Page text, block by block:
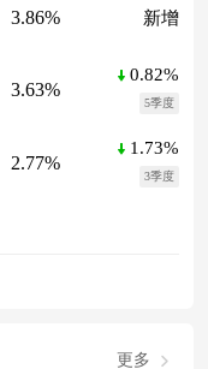
3.86% 新增
3.63%
0.82%
5季度
2.77%
1.73%
3季度
更多